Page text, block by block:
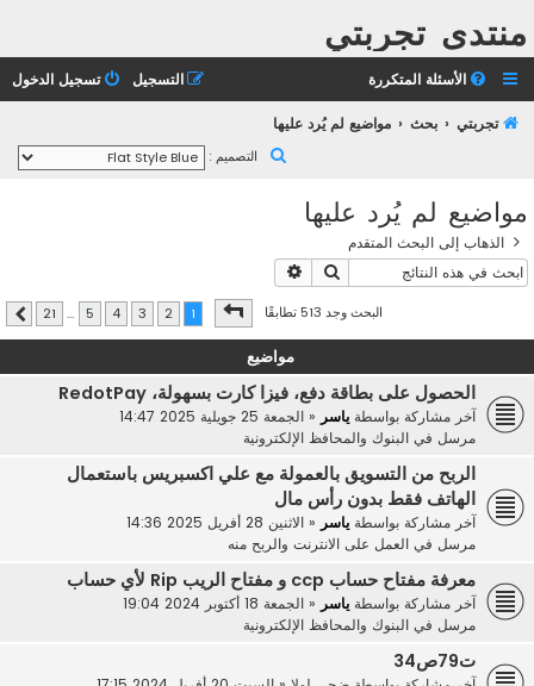
منتدى تجربتي
الأسئلة المتكررة تسجيل الدخول التسجيل
تجربتي بحث مواضيع لم يُرد عليها
التصميم :
ب
مواضيع لم يُرد عليها
الذهاب إلى البحث المتقدم
بحث
البحث وجد 513 تطابقًا صفحة1 من21
2
3
4
5
…
21 التالي
مواضيع
الحصول على بطاقة دفع، فيزا كارت بسهولة، RedotPay
آخر مشاركة بواسطة ياسر« الجمعة 25 جويلية 2025 14:47
مرسل في البنوك والمحافظ الإلكترونية
الربح من التسويق بالعمولة مع علي اكسبريس باستعمال
الهاتف فقط بدون رأس مال
آخر مشاركة بواسطة ياسر« الاثنين 28 أفريل 2025 14:36
مرسل في العمل على الانترنت والربح منه
معرفة مفتاح حساب ccp و مفتاح الريب Rip لأي حساب
آخر مشاركة بواسطة ياسر« الجمعة 18 أكتوبر 2024 19:04
مرسل في البنوك والمحافظ الإلكترونية
ت79ص34